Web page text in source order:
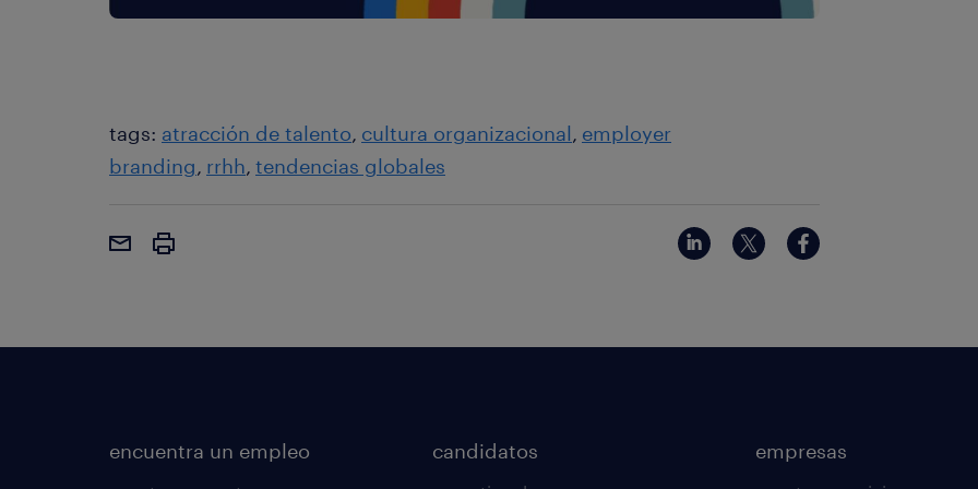
tags: atracción de talento cultura organizacional employer
branding rrhh tendencias globales
encuentra un empleo candidatos empresas